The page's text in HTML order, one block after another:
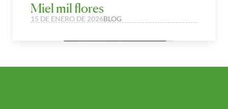
Miel mil flores
15 DE ENERO DE 2026BLOG